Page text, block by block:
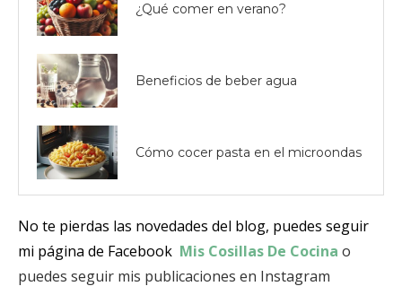
¿Qué comer en verano?
Beneficios de beber agua
Cómo cocer pasta en el microondas
No te pierdas las novedades del blog, puedes seguir
mi página de Facebook Mis Cosillas De Cocina o
puedes seguir mis publicaciones en Instagram